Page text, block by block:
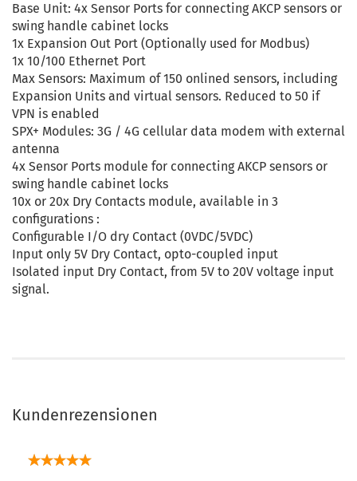
Base Unit: 4x Sensor Ports for connecting AKCP sensors or
swing handle cabinet locks
1x Expansion Out Port (Optionally used for Modbus)
1x 10/100 Ethernet Port
Max Sensors: Maximum of 150 onlined sensors, including
Expansion Units and virtual sensors. Reduced to 50 if
VPN is enabled
SPX+ Modules: 3G / 4G cellular data modem with external
antenna
4x Sensor Ports module for connecting AKCP sensors or
swing handle cabinet locks
10x or 20x Dry Contacts module, available in 3
configurations :
Configurable I/O dry Contact (0VDC/5VDC)
Input only 5V Dry Contact, opto-coupled input
Isolated input Dry Contact, from 5V to 20V voltage input
signal.
Kundenrezensionen